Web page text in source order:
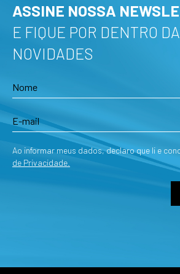
ASSINE NOSSA
E FIQUE POR DENTRO
NOVIDADES
Ao informar meus dados, declaro que li e
de Privacidade.